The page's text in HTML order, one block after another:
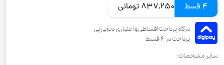
4 قسط 837,250 تومانی
سایر مشخصات: